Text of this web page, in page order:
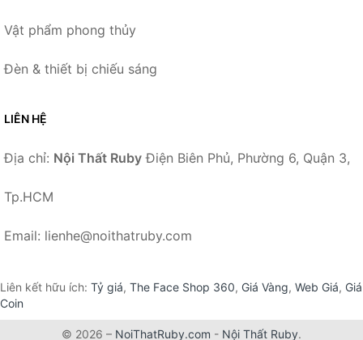
Vật phẩm phong thủy
Đèn & thiết bị chiếu sáng
LIÊN HỆ
Địa chỉ: Nội Thất Ruby Điện Biên Phủ, Phường 6, Quận 3,
Tp.HCM
Email: lienhe@noithatruby.com
Liên kết hữu ích: Tỷ giá, The Face Shop 360, Giá Vàng, Web Giá, Giá
Coin
© 2026 – NoiThatRuby.com - Nội Thất Ruby.